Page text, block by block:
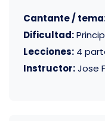
Cantante /
Dificultad:
Lecciones: 4
Instructor:Jose